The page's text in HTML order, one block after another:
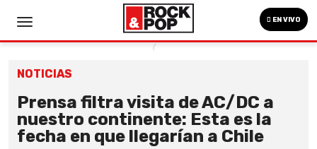
EN VIVO
NOTICIAS
Prensa filtra visita de AC/DC a
nuestro continente: Esta es la
fecha en que llegarían a Chile